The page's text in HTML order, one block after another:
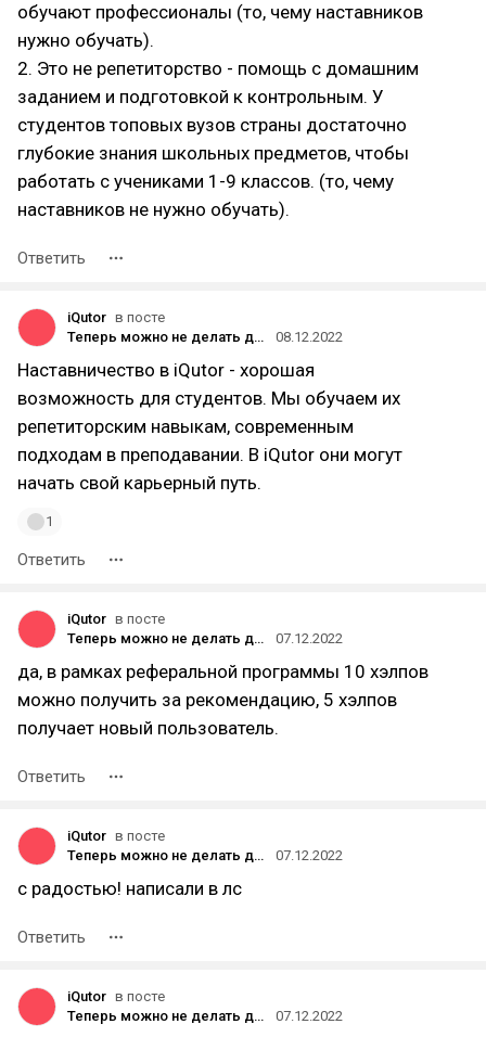
обучают профессионалы (то, чему наставников
нужно обучать).
2. Это не репетиторство - помощь с домашним
заданием и подготовкой к контрольным. У
студентов топовых вузов страны достаточно
глубокие знания школьных предметов, чтобы
работать с учениками 1-9 классов. (то, чему
наставников не нужно обучать).
Ответить
iQutor в посте
Теперь можно не делать домашку со своим ребенком — доверьте это iQutor
08.12.2022
Наставничество в iQutor - хорошая
возможность для студентов. Мы обучаем их
репетиторским навыкам, современным
подходам в преподавании. В iQutor они могут
начать свой карьерный путь.
1
Ответить
iQutor в посте
Теперь можно не делать домашку со своим ребенком — доверьте это iQutor
07.12.2022
да, в рамках реферальной программы 10 хэлпов
можно получить за рекомендацию, 5 хэлпов
получает новый пользователь.
Ответить
iQutor в посте
Теперь можно не делать домашку со своим ребенком — доверьте это iQutor
07.12.2022
с радостью! написали в лс
Ответить
iQutor в посте
Теперь можно не делать домашку со своим ребенком — доверьте это iQutor
07.12.2022